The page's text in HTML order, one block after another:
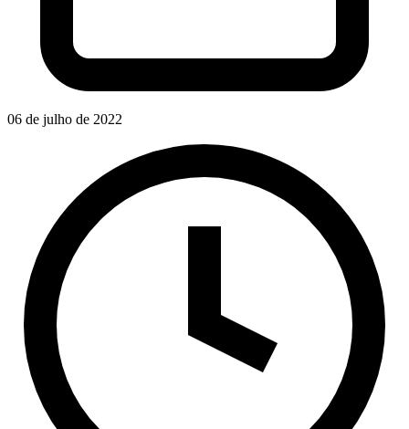
06 de julho de 2022